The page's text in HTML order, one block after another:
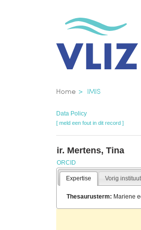
Kruimelpad
Home IMIS
Data Policy
[ meld een fout in dit record ]
ir. Mertens, Tina
ORCID
Expertise Vorig instituut
Thesaurusterm: Mariene